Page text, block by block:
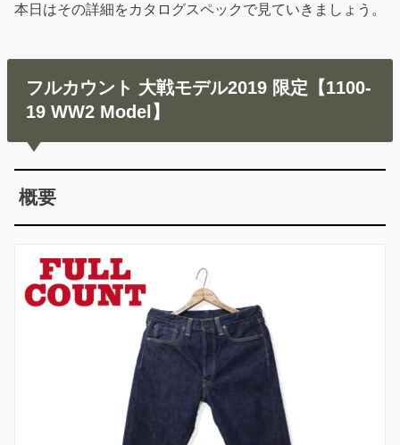
本日はその詳細をカタログスペックで見ていきましょう。
フルカウント 大戦モデル2019 限定【1100-
19 WW2 Model】
概要